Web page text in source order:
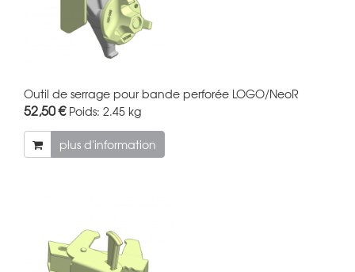
Outil de serrage pour bande perforée LOGO/NeoR
52,50 € Poids: 2.45 kg
plus d'information